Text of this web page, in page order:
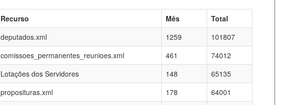
Recurso Mês
Total
deputados.xml
1259
101807
comissoes_permanentes_reunioes.xml
461
74012
Lotações dos Servidores
148
65135
proposituras.xml
178
64001